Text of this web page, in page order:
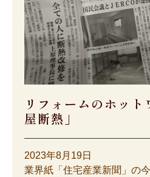
リフォームのホッ
屋断熱」
2023年8月19日
業界紙「住宅産業新聞」の